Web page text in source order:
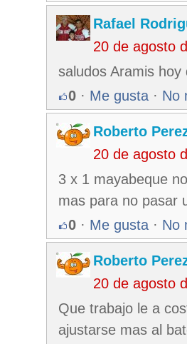
Rafael
20 de agosto
saludos Aramis
0 · Me gusta · No
Roberto
20 de agosto
3 x 1 mayabeque
mas para no pasar
0 · Me gusta · No
Roberto
20 de agosto
Que trabajo le a
ajustarse mas al